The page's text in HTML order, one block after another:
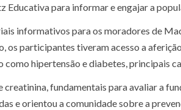
Educativa para informar e engajar a
informativos para os moradores de
os participantes tiveram acesso a
hipertensão e diabetes, principais
fundamentais para avaliar a
e orientou a comunidade sobre a